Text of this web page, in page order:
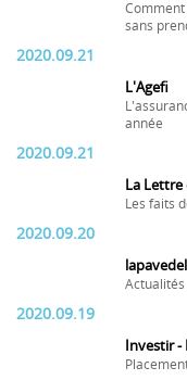
sans
2020.09.21
L'Agefi
année
2020.09.21
La Lettre
Les faits
2020.09.20
Actualités
2020.09.19
Investir -